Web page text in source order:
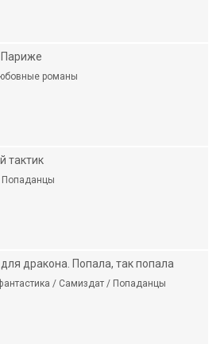
романы
тактик
дракона. Попала, так попала
/ Самиздат / Попаданцы